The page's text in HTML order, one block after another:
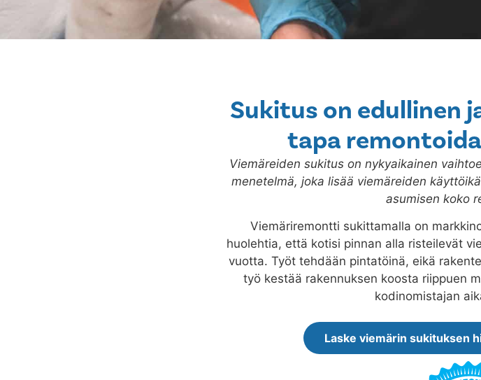
Sukitus on edullinen
tapa
Viemäreiden sukitus on nykyaikainen
menetelmä, joka lisää viemäreiden
asumisen koko
Viemäriremontti sukittamalla on
huolehtia, että kotisi pinnan alla risteilevät
vuotta. Työt tehdään pintatöinä, eikä
työ kestää rakennuksen koosta riippuen
kodinomistajan
Laske viemärin sukituksen